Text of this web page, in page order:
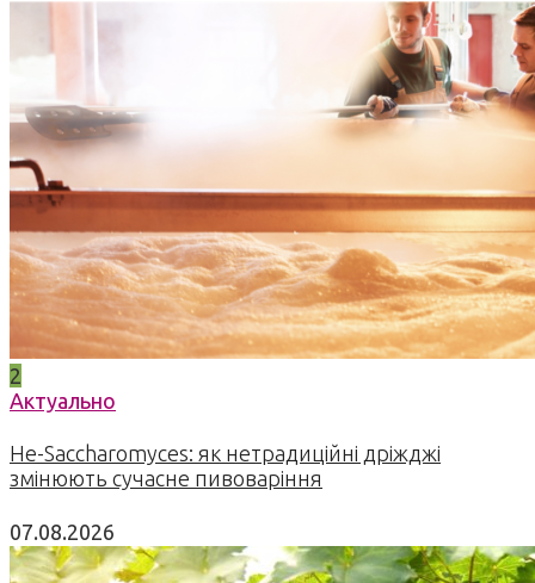
2
Актуально
Не-Saccharomyces: як нетрадиційні дріжджі
змінюють сучасне пивоваріння
07.08.2026